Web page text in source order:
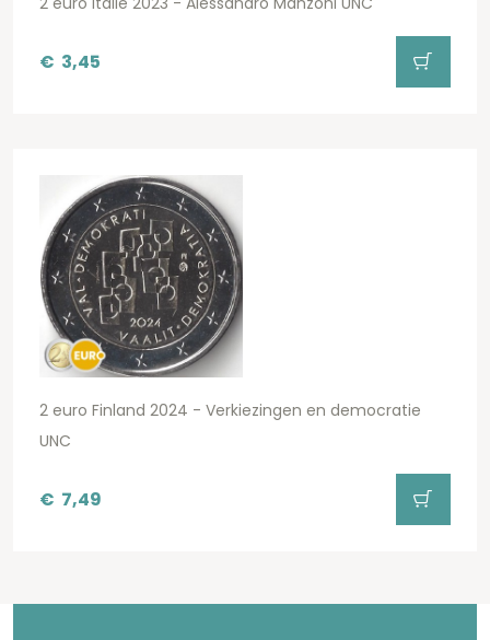
€ 3,45
2 euro Finland 2024 - Verkiezingen en democratie
UNC
€ 7,49